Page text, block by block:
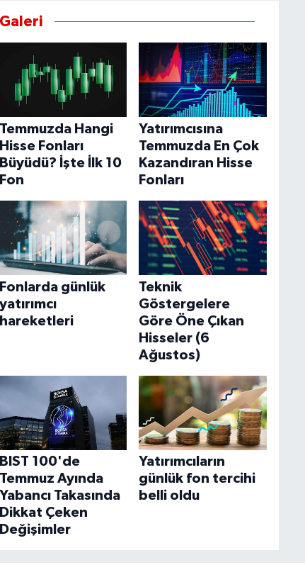
Galeri
Temmuzda Hangi
Hisse Fonları
Büyüdü? İşte İlk 10
Fon
Yatırımcısına
Temmuzda En Çok
Kazandıran Hisse
Fonları
Fonlarda günlük
yatırımcı
hareketleri
Teknik
Göstergelere
Göre Öne Çıkan
Hisseler (6
Ağustos)
BIST 100'de
Temmuz Ayında
Yabancı Takasında
Dikkat Çeken
Değişimler
Yatırımcıların
günlük fon tercihi
belli oldu